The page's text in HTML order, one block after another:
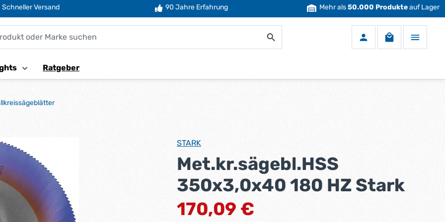
Schneller Versand 90 Jahre Erfahrung Mehr als50.000 Produkteauf Lager
Warenkorb
Ratgeber
STARK
Met.kr.sägebl.HSS
350x3,0x40 180 HZ Stark
Regulärer Preis:
170,09 €